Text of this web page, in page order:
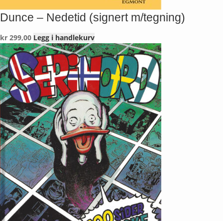
Dunce – Nedetid (signert m/tegning)
kr 299,00 Legg i handlekurv